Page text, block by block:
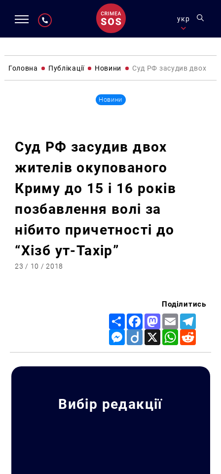
укр
Головна Публікації Новини Суд РФ засудив двох
Новини
Суд РФ засудив двох
жителів окупованого
Криму до 15 і 16 років
позбавлення волі за
нібито причетності до
“Хізб ут-Тахір”
23 / 10 / 2018
Поділитись
Share FacebookMastodon
Email
Messenger
Diigo X WhatsApp
Вибір редакції